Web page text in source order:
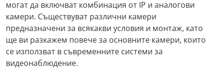
могат да включват комбинация от IP и аналогови
камери. Съществуват различни камери
предназначени за всякакви условия и монтаж, като
ще ви разкажем повече за основните камери, които
се използват в съвременните системи за
видеонаблюдение.